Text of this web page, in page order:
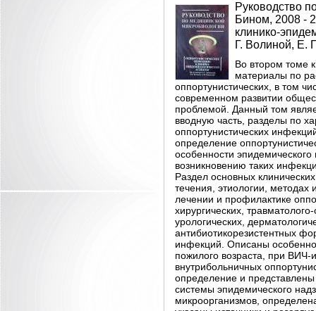
Руководство
Бином, 2008 -
клинико-
Г. Волиной, Е.
Во втором томе
материалы по
оппортунистических, в том
современном развитии
проблемой. Данный том
вводную часть, разделы по
оппортунистических
определение
особенности
возникновению таких
Раздел основных
течения, этиологии, методах
лечении и профилактике
хирургических,
урологических,
антибиотикорезистентных
инфекций. Описаны
пожилого возраста, при
внутрибольничных
определение и
системы эпидемического
микроорганизмов,